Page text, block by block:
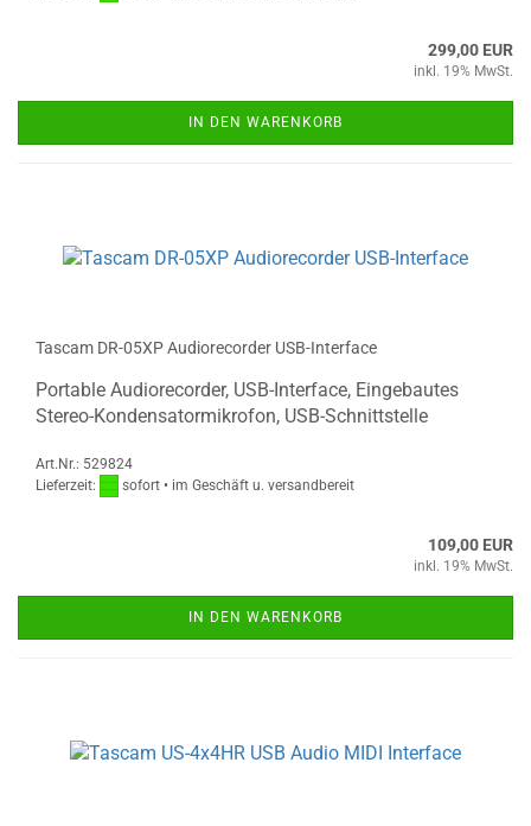
299,00 EUR
inkl. 19% MwSt.
IN DEN WARENKORB
Tascam DR-05XP Audiorecorder USB-Interface
Portable Audiorecorder, USB-Interface, Eingebautes
Stereo-Kondensatormikrofon, USB-Schnittstelle
Art.Nr.: 529824
Lieferzeit:
sofort • im Geschäft u. versandbereit
109,00 EUR
inkl. 19% MwSt.
IN DEN WARENKORB